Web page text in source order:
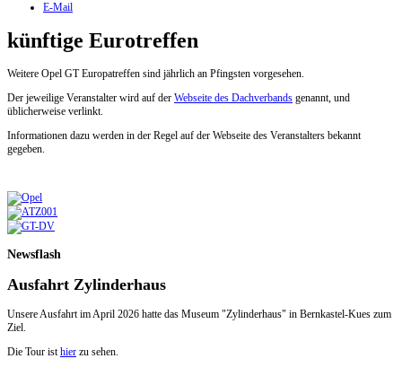
E-Mail
künftige Eurotreffen
Weitere Opel GT Europatreffen sind jährlich an Pfingsten vorgesehen.
Der jeweilige Veranstalter wird auf der Webseite des Dachverbands genannt, und
üblicherweise verlinkt.
Informationen dazu werden in der Regel auf der Webseite des Veranstalters bekannt
gegeben.
Newsflash
Ausfahrt Zylinderhaus
Unsere Ausfahrt im April 2026 hatte das Museum "Zylinderhaus" in Bernkastel-Kues zum
Ziel.
Die Tour isthier zu sehen.